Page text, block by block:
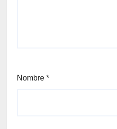
Nombre *